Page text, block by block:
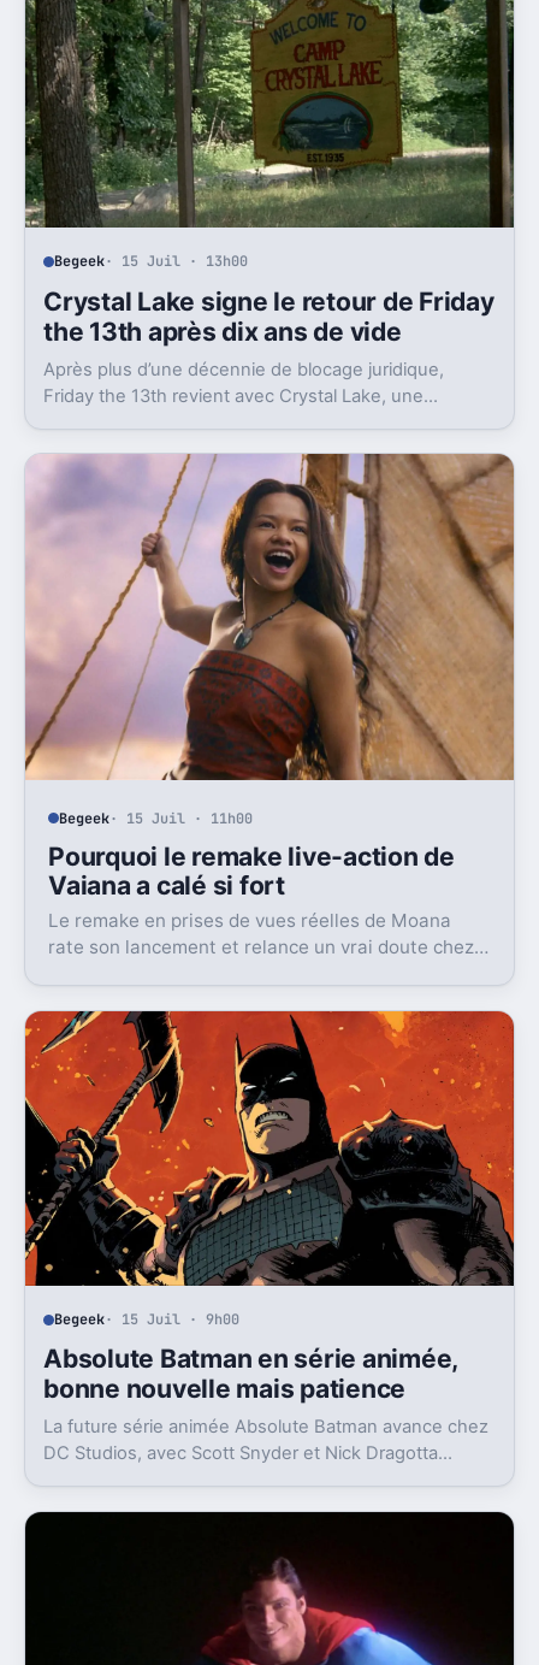
Begeek· 15 Juil · 13h00
Crystal Lake signe le retour de Friday
the 13th après dix ans de vide
Après plus d’une décennie de blocage juridique,
Friday the 13th revient avec Crystal Lake, une
décor.
Begeek· 15 Juil · 11h00
Pourquoi le remake live-action de
Vaiana a calé si fort
Le remake en prises de vues réelles de Moana
rate son lancement et relance un vrai doute chez
Begeek· 15 Juil · 9h00
Absolute Batman en série animée,
bonne nouvelle mais patience
La future série animée Absolute Batman avance chez
DC Studios, avec Scott Snyder et Nick Dragotta
demain.